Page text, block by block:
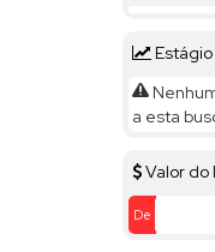
a esta
Valor do
De